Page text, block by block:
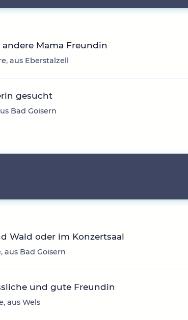
Mama Freundin
aus Eberstalzell
gesucht
Bad Goisern
Wald oder im Konzertsaal
aus Bad Goisern
und gute Freundin
aus Wels